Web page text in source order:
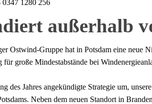
außerhalb
Ostwind-Gruppe hat in Potsdam eine
für große Mindestabstände bei
des Jahres angekündigte Strategie um,
Neben dem neuen Standort in